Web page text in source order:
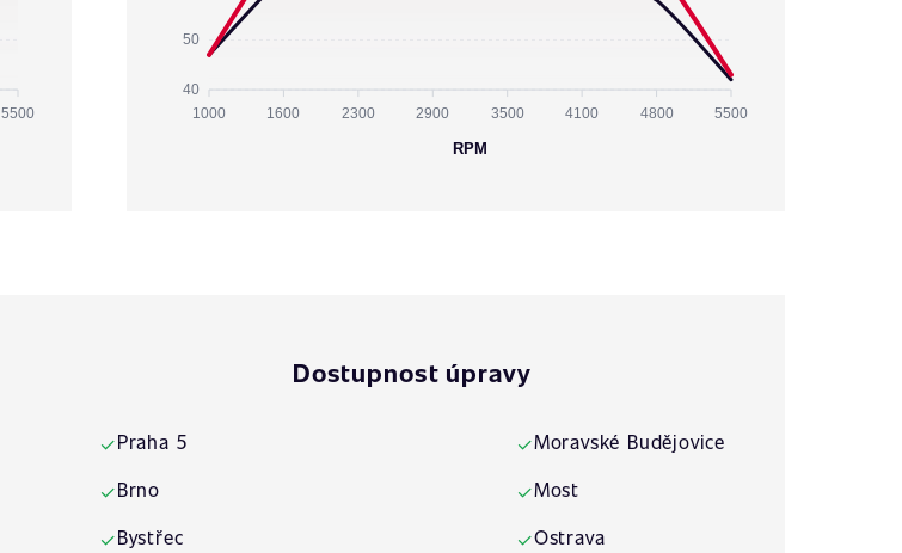
5500
50
40
1000 1600 2300 2900 3500 4100 4800 5500
RPM
Dostupnost úpravy
✓Praha 5
✓Brno
✓Bystřec
✓Moravské Budějovice
✓Most
✓Ostrava